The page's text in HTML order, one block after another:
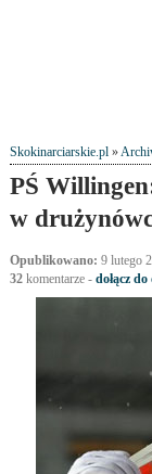
Skokinarciarskie.pl»
PŚ
w
Opublikowano: 9 lutego
32komentarze- dołącz